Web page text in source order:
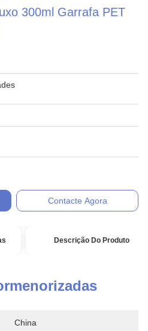
300ml Garrafa PET
Contacte Agora
Descrição Do Produto
China